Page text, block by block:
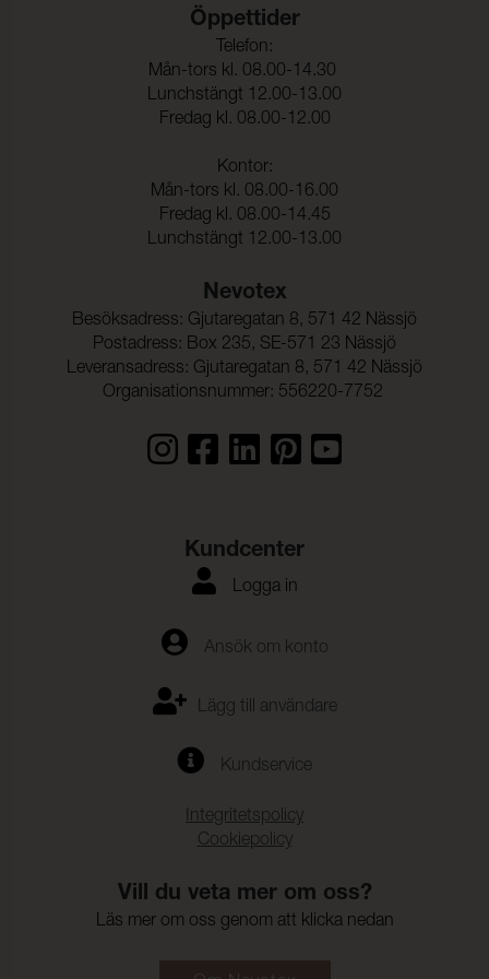
4,0 mm (ISO 13936-2)
Sömskridning Väft: 4,0 mm (ISO 13936-2)
Dragbrottsgräns Varp: 2000 N/5cm (ISO 13934-1)
370 N (ISO 13937-3)
200 N (ISO 13937-3)
Färghärdighet mot
vattentvätt:
ISO 105-C06
Färgändring: 5-0
Färghärdighet mot
ISO 105-D01
Öppettider
Telefon:
Mån-tors kl. 08.00-14.30
Lunchstängt 12.00-13.00
Fredag kl. 08.00-12.00
Kontor:
Mån-tors kl. 08.00-16.00
Fredag kl. 08.00-14.45
Lunchstängt 12.00-13.00
Nevotex
Besöksadress: Gjutaregatan 8, 571 42 Nässjö
Postadress: Box 235, SE-571 23 Nässjö
Leveransadress: Gjutaregatan 8, 571 42 Nässjö
Organisationsnummer: 556220-7752
Kundcenter
Logga in
Ansök om konto
Lägg till användare
Kundservice
Integritetspolicy
Cookiepolicy
Vill du veta mer om oss?
Läs mer om oss genom att klicka nedan